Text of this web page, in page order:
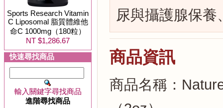
Sports Research Vitamin
C Liposomal 脂質體維他
命C 1000mg（180粒）
NT $1,286.67
快速尋找商品
輸入關鍵字尋找商品
進階尋找商品
尿與攝護腺保
商品資訊
商品名稱：